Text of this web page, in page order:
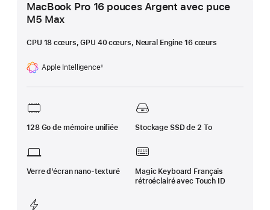
MacBook Pro 16 pouces Argent avec puce
M5 Max
CPU 18 cœurs, GPU 40 cœurs, Neural Engine 16 cœurs
Apple Intelligence
Note
de
◊
128 Go de mémoire unifiée Stockage SSD de 2 To
Verre d’écran nano‑texturé
Magic Keyboard Français
rétroéclairé avec Touch ID